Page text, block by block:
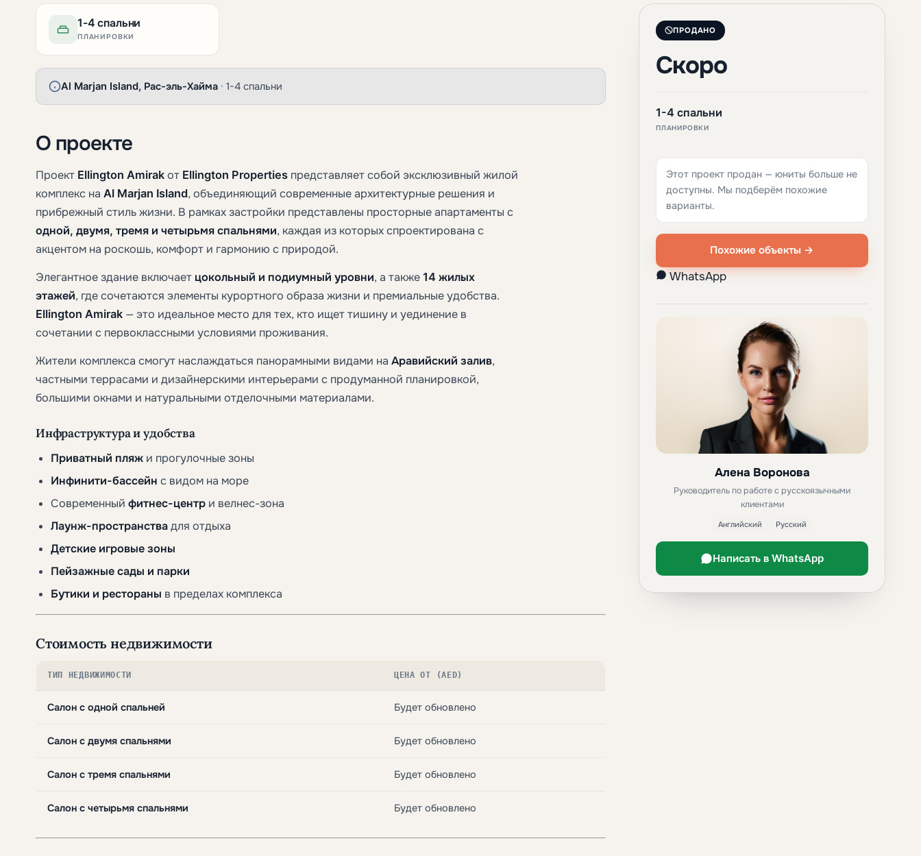
1-4 спальни
ПЛАНИРОВКИ
Al Marjan Island, Рас-эль-Хайма · 1-4 спальни
О проекте
Проект Ellington Amirak от Ellington Properties представляет собой эксклюзивный жилой
комплекс на Al Marjan Island, объединяющий современные архитектурные решения и
прибрежный стиль жизни. В рамках застройки представлены просторные апартаменты с
одной, двумя, тремя и четырьмя спальнями, каждая из которых спроектирована с
акцентом на роскошь, комфорт и гармонию с природой.
Элегантное здание включает цокольный и подиумный уровни, а также 14 жилых
этажей, где сочетаются элементы курортного образа жизни и премиальные удобства.
Ellington Amirak — это идеальное место для тех, кто ищет тишину и уединение в
сочетании с первоклассными условиями проживания.
Жители комплекса смогут наслаждаться панорамными видами на Аравийский залив,
частными террасами и дизайнерскими интерьерами с продуманной планировкой,
большими окнами и натуральными отделочными материалами.
Инфраструктура и удобства
Приватный пляж и прогулочные зоны
Инфинити-бассейн с видом на море
Современный фитнес-центр и велнес-зона
Лаунж-пространства для отдыха
Детские игровые зоны
Пейзажные сады и парки
Бутики и рестораны в пределах комплекса
Стоимость недвижимости
ТИП НЕДВИЖИМОСТИ ЦЕНА ОТ (AED)
Салон с одной спальней Будет обновлено
Салон с двумя спальнями Будет обновлено
Салон с тремя спальнями Будет обновлено
Салон с четырьмя спальнями Будет обновлено
ПРОДАНО
Скоро
1-4 спальни
ПЛАНИРОВКИ
Этот проект продан — юниты больше не
доступны. Мы подберём похожие
варианты.
Похожие объекты →
WhatsApp
Алена Воронова
Руководитель по работе с русскоязычными
клиентами
Английский Русский
Написать в WhatsApp